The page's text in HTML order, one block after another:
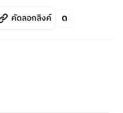
คัดลอกลิงค์